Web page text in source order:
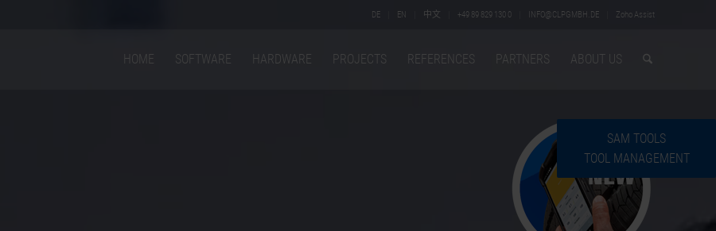
DE EN 中文 +49 89 829 130 0 INFO@CLPGMBH.DE Zoho Assist
HOME SOFTWARE HARDWARE PROJECTS REFERENCES PARTNERS ABOUT US
SAM TOOLS
TOOL MANAGEMENT